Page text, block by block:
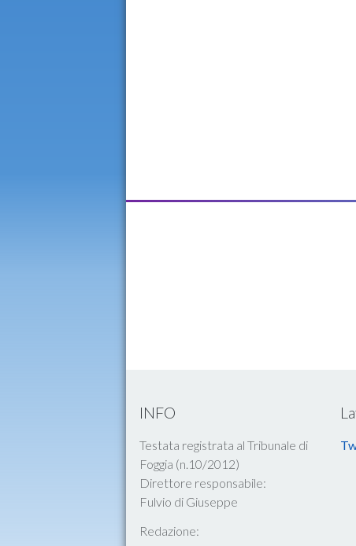
INFO
Testata registrata al Tribunale di
Foggia (n.10/2012)
Direttore responsabile:
Fulvio di Giuseppe
Redazione: